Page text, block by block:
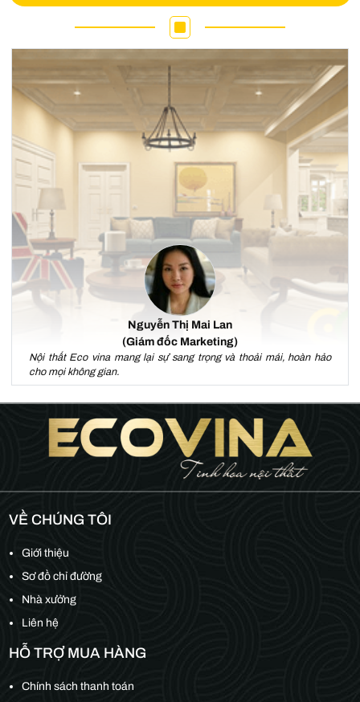
Nguyễn Thị Mai Lan
(Giám đốc Marketing)
Nội thất Eco vina mang lại sự sang trọng và thoải mái, hoàn hảo
cho mọi không gian.
VỀ CHÚNG TÔI
Giới thiệu
Sơ đồ chỉ đường
Nhà xưởng
Liên hệ
HỖ TRỢ MUA HÀNG
Chính sách thanh toán